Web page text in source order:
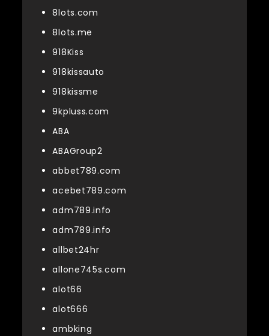
8lots.com
8lots.me
918Kiss
918kissauto
918kissme
9kpluss.com
ABA
ABAGroup2
abbet789.com
acebet789.com
adm789.info
adm789.info
allbet24hr
allone745s.com
alot66
alot666
ambking